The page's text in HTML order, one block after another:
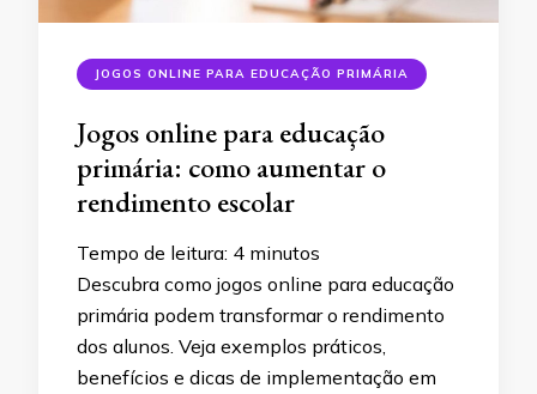
JOGOS ONLINE PARA EDUCAÇÃO PRIMÁRIA
Jogos online para educação
primária: como aumentar o
rendimento escolar
Tempo de leitura: 4 minutos
Descubra como jogos online para educação
primária podem transformar o rendimento
dos alunos. Veja exemplos práticos,
benefícios e dicas de implementação em